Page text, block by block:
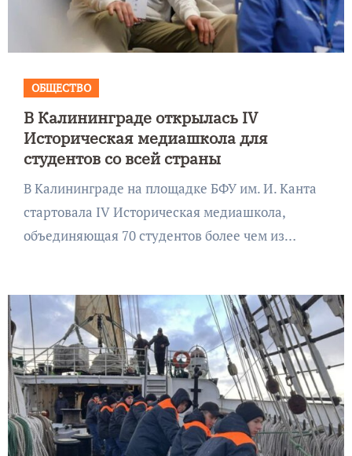
ОБЩЕСТВО
В Калининграде открылась IV
Историческая медиашкола для
студентов со всей страны
В Калининграде на площадке БФУ им. И. Канта
стартовала IV Историческая медиашкола,
объединяющая 70 студентов более чем из…